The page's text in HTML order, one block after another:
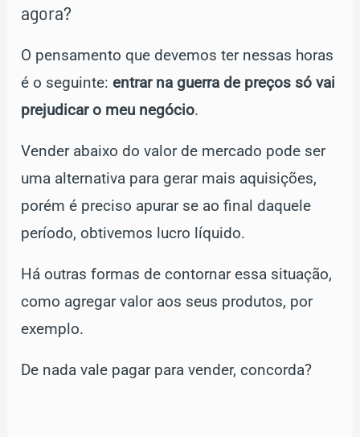
agora?
O pensamento que devemos ter nessas horas
é o seguinte:entrar na guerra de preços só vai
prejudicar o meu negócio.
Vender abaixo do valor de mercado pode ser
uma alternativa para gerar mais aquisições,
porém é preciso apurar se ao final daquele
período, obtivemos lucro líquido.
Há outras formas de contornar essa situação,
como agregar valor aos seus produtos, por
exemplo.
De nada vale pagar para vender, concorda?